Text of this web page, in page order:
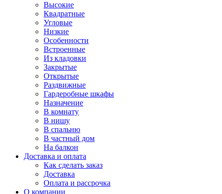
Высокие
Квадратные
Угловые
Низкие
Особенности
Встроенные
Из кладовки
Закрытые
Открытые
Раздвижные
Гардеробные шкафы
Назначение
В комнату
В нишу
В спальню
В частный дом
На балкон
Доставка и оплата
Как сделать заказ
Доставка
Оплата и рассрочка
О компании